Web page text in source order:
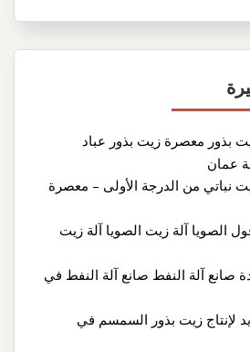
بذور معصرة زيت بذور عباد
عمان
نباتي من الدرجة الأولى – معصرة
الصويا آلة زيت الصويا آلة زيت
صانع آلة النفط صانع آلة النفط في
لإنتاج زيت بذور السمسم في